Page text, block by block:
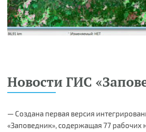
Новости ГИС
— Создана первая версия
«Заповедник», содержащая 77 рабочих